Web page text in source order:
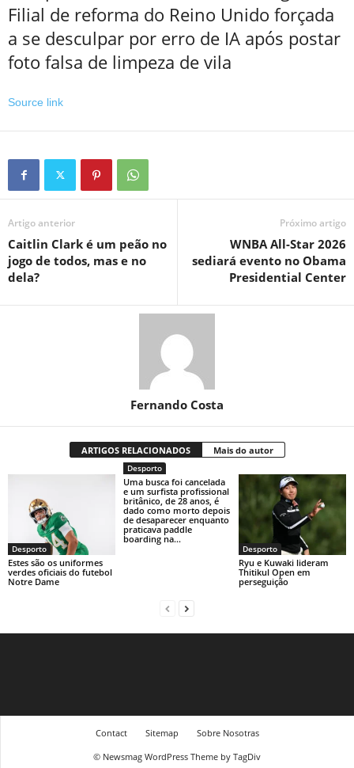
Filial de reforma do Reino Unido forçada
a se desculpar por erro de IA após postar
foto falsa de limpeza de vila
Source link
Artigo anterior
Caitlin Clark é um peão no
jogo de todos, mas e no
dela?
Próximo artigo
WNBA All-Star 2026
sediará evento no Obama
Presidential Center
Fernando Costa
ARTIGOS RELACIONADOS Mais do autor
Desporto
Estes são os uniformes
verdes oficiais do futebol
Notre Dame
Desporto
Uma busca foi cancelada
e um surfista profissional
britânico, de 28 anos, é
dado como morto depois
de desaparecer enquanto
praticava paddle
boarding na...
Desporto
Ryu e Kuwaki lideram
Thitikul Open em
perseguição
Contact Sitemap
Sobre Nosotras
© Newsmag WordPress Theme by TagDiv